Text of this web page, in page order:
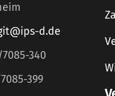
d.de
340
399